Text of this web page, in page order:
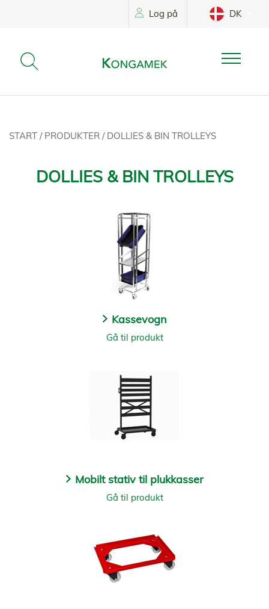
Log på DK
START / PRODUKTER / DOLLIES & BIN TROLLEYS
DOLLIES & BIN TROLLEYS
Kassevogn
Gå til produkt
Mobilt stativ til plukkasser
Gå til produkt